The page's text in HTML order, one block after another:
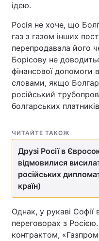
ідею.
Росія не хоче, що
газ з газом інших
перепродавала його
Борісову не
фінансової допомоги
словами, якщо
російський
болгарських
ЧИТАЙТЕ ТАКОЖ
Друзі Росії в
відмовилися
російських
країн)
Однак, у рукаві
переговорах з
контрактом,